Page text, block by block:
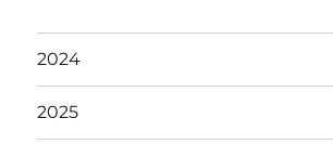
2024
2025